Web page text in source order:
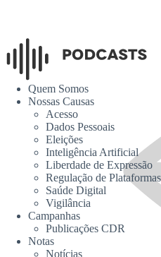
Quem Somos
Nossas Causas
Acesso
Dados Pessoais
Eleições
Inteligência Artificial
Liberdade de Expressão
Regulação de Plataformas
Saúde Digital
Vigilância
Campanhas
Publicações CDR
Notas
Notícias